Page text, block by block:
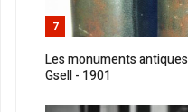
7
Les monuments
Gsell - 1901